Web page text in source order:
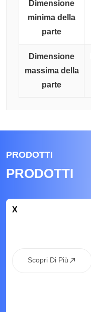
Dimensione
minima della
parte
Dimensione
massima della
parte
PRODOTTI
PRODOTTI
X
Scopri Di Più